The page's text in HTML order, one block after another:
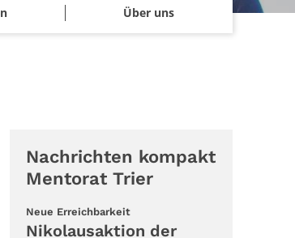
Über uns
Nachrichten kompakt
Mentorat Trier
Neue Erreichbarkeit:
Nikolausaktion der